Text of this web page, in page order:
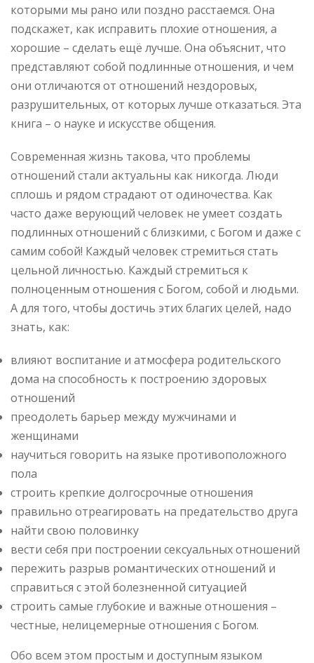
которыми мы рано или поздно расстаемся. Она
подскажет, как исправить плохие отношения, а
хорошие – сделать ещё лучше. Она объяснит, что
представляют собой подлинные отношения, и чем
они отличаются от отношений нездоровых,
разрушительных, от которых лучше отказаться. Эта
книга – о науке и искусстве общения.
Современная жизнь такова, что проблемы
отношений стали актуальны как никогда. Люди
сплошь и рядом страдают от одиночества. Как
часто даже верующий человек не умеет создать
подлинных отношений с близкими, с Богом и даже с
самим собой! Каждый человек стремиться стать
цельной личностью. Каждый стремиться к
полноценным отношения с Богом, собой и людьми.
А для того, чтобы достичь этих благих целей, надо
знать, как:
влияют воспитание и атмосфера родительского
дома на способность к построению здоровых
отношений
преодолеть барьер между мужчинами и
женщинами
научиться говорить на языке противоположного
пола
строить крепкие долгосрочные отношения
правильно отреагировать на предательство друга
найти свою половинку
вести себя при построении сексуальных отношений
пережить разрыв романтических отношений и
справиться с этой болезненной ситуацией
строить самые глубокие и важные отношения –
честные, нелицемерные отношения с Богом.
Обо всем этом простым и доступным языком